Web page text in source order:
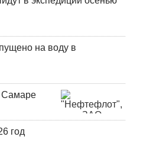
на воду в
Самаре
год